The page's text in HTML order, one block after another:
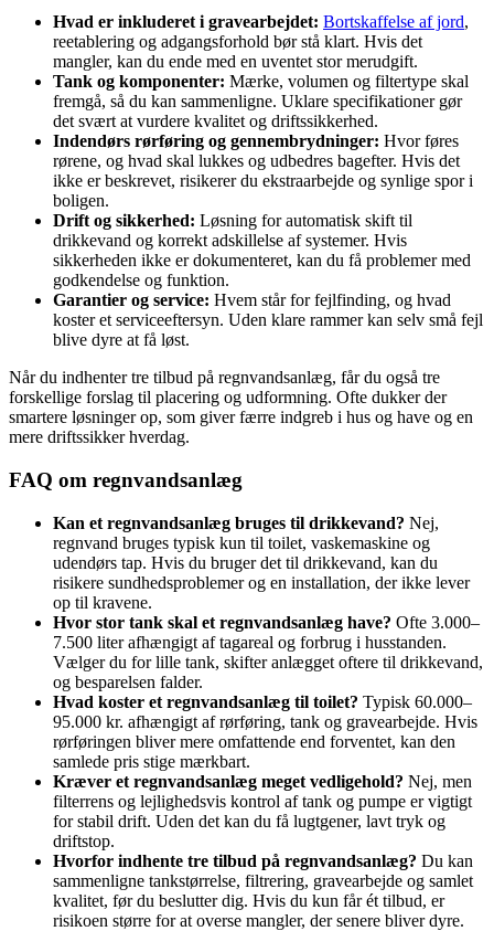
Hvad er inkluderet i gravearbejdet: Bortskaffelse af jord,
reetablering og adgangsforhold bør stå klart. Hvis det
mangler, kan du ende med en uventet stor merudgift.
Tank og komponenter: Mærke, volumen og filtertype skal
fremgå, så du kan sammenligne. Uklare specifikationer gør
det svært at vurdere kvalitet og driftssikkerhed.
Indendørs rørføring og gennembrydninger: Hvor føres
rørene, og hvad skal lukkes og udbedres bagefter. Hvis det
ikke er beskrevet, risikerer du ekstraarbejde og synlige spor i
boligen.
Drift og sikkerhed: Løsning for automatisk skift til
drikkevand og korrekt adskillelse af systemer. Hvis
sikkerheden ikke er dokumenteret, kan du få problemer med
godkendelse og funktion.
Garantier og service: Hvem står for fejlfinding, og hvad
koster et serviceeftersyn. Uden klare rammer kan selv små fejl
blive dyre at få løst.
Når du indhenter tre tilbud på regnvandsanlæg, får du også tre
forskellige forslag til placering og udformning. Ofte dukker der
smartere løsninger op, som giver færre indgreb i hus og have og en
mere driftssikker hverdag.
FAQ om regnvandsanlæg
Kan et regnvandsanlæg bruges til drikkevand? Nej,
regnvand bruges typisk kun til toilet, vaskemaskine og
udendørs tap. Hvis du bruger det til drikkevand, kan du
risikere sundhedsproblemer og en installation, der ikke lever
op til kravene.
Hvor stor tank skal et regnvandsanlæg have? Ofte 3.000–
7.500 liter afhængigt af tagareal og forbrug i husstanden.
Vælger du for lille tank, skifter anlægget oftere til drikkevand,
og besparelsen falder.
Hvad koster et regnvandsanlæg til toilet? Typisk 60.000–
95.000 kr. afhængigt af rørføring, tank og gravearbejde. Hvis
rørføringen bliver mere omfattende end forventet, kan den
samlede pris stige mærkbart.
Kræver et regnvandsanlæg meget vedligehold? Nej, men
filterrens og lejlighedsvis kontrol af tank og pumpe er vigtigt
for stabil drift. Uden det kan du få lugtgener, lavt tryk og
driftstop.
Hvorfor indhente tre tilbud på regnvandsanlæg? Du kan
sammenligne tankstørrelse, filtrering, gravearbejde og samlet
kvalitet, før du beslutter dig. Hvis du kun får ét tilbud, er
risikoen større for at overse mangler, der senere bliver dyre.